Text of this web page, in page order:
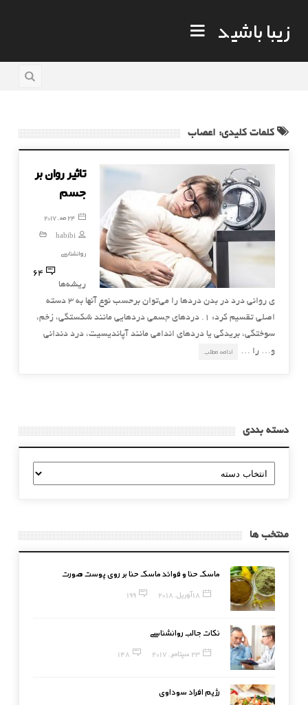
زیبا باشید
کلمات کلیدی: اعصاب
تاثیر روان بر
جسم
24 مه, 2017
habibi
روانشناسی
64
ریشه‌ها
ی روانی درد در بدن دردها را می‌توان برحسب نوع آنها به 3 دسته
اصلی تقسیم کرد: 1. دردهای جسمی دردهایی مانند شکستگی، زخم،
سوختگی، بریدگی یا دردهای اندامی مانند آپاندیسیت، درد دندانی
و… را …
ادامه مطلب
دسته بندی
دسته
بندی
منتخب ها
ماسک حنا و فوائد ماسک حنا بر روی پوست صورت
18 آوریل, 2018 199
نکات جالب روانشناسی
23 سپتامبر, 2017 148
رژیم افراد سوداوی